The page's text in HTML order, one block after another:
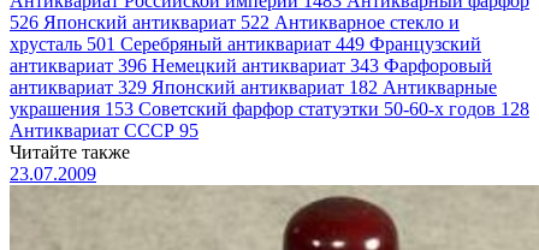
526 Японский антиквариат 522 Антикварное стекло и
хрусталь 501 Серебряный антиквариат 449 Французский
антиквариат 396 Немецкий антиквариат 343 Фарфоровый
антиквариат 329 Японский антиквариат 182 Антикварные
украшения 153 Советский фарфор статуэтки 50-60-х годов 128
Антиквариат СССР 95
Читайте также
23.07.2009